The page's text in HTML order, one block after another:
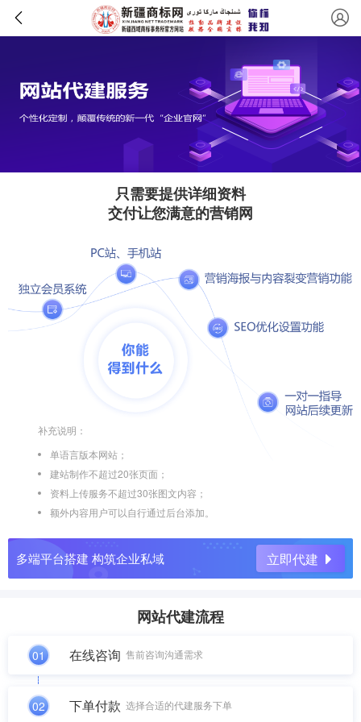
只需要提供详细资料
交付让您满意的营销网
补充说明：
单语言版本网站；
建站制作不超过20张页面；
资料上传服务不超过30张图文内容；
额外内容用户可以自行通过后台添加。
多端平台搭建 构筑企业私域 立即代建
网站代建流程
01 在线咨询 售前咨询沟通需求
02 下单付款 选择合适的代建服务下单